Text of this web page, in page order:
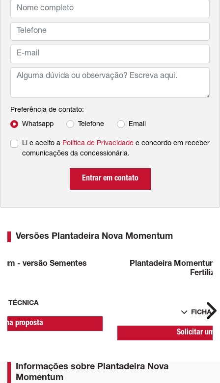
Preferência de contato:
Whatsapp Telefone Email
Li e aceito a Política de Privacidade e concordo em receber
comunicações da concessionária.
Entrar em contato
Versões Plantadeira Nova Momentum
- versão Sementes
TÉCNICA
proposta
Plantadeira Momentum
FICHA
Solicitar
Informações sobre Plantadeira Nova
Momentum